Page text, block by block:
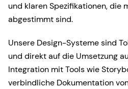
und klaren Spezifikationen, die
abgestimmt sind.
Unsere Design-Systeme sind
und direkt auf die Umsetzung
Integration mit Tools wie
verbindliche Dokumentation